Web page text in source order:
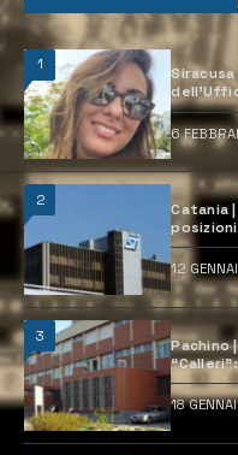
1
6
2
Catania
12
3
Pachino
18